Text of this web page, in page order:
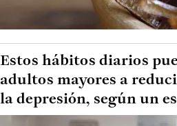
Estos hábitos diarios
adultos mayores a
la depresión, según un